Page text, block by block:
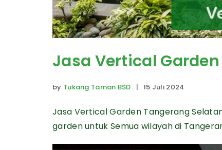
Jasa Vertical
by Tukang Taman BSD | 15 Juli 2024
Jasa Vertical Garden Tangerang
garden untuk Semua wilayah di